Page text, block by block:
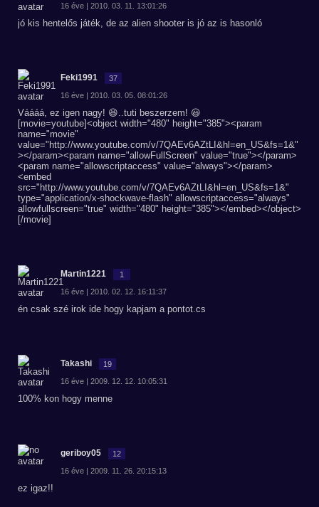
16 éve | 2010. 03. 11. 13:01:26
jó kis hentelős játék, de az alien shooter is jó az is hasonló
Feki1991 37
16 éve | 2010. 03. 05. 08:01:26
Váááá, ez igen nagy! 😆..tuti beszerzem! 😃
[movie=youtube]<object width="480" height="385"><param
name="movie"
value="http://www.youtube.com/v/7QAEv6AZtLI&hl=en_US&fs=1&"
></param><param name="allowFullScreen" value="true"></param>
<param name="allowscriptaccess" value="always"></param>
<embed
src="http://www.youtube.com/v/7QAEv6AZtLI&hl=en_US&fs=1&"
type="application/x-shockwave-flash" allowscriptaccess="always"
allowfullscreen="true" width="480" height="385"></embed></object>
[/movie]
Martin1221 1
16 éve | 2010. 02. 12. 16:11:37
én csak szé irok ide hogy kapjam a pontot.cs
Takashi 19
16 éve | 2009. 12. 12. 10:05:31
100% kon hogy menne
geriboy05 12
16 éve | 2009. 11. 26. 20:15:13
ez igaz!!